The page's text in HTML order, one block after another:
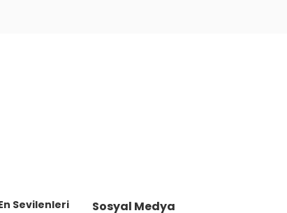
Sevilenleri Sosyal Medya